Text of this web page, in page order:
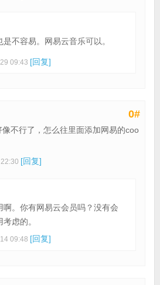
是不容易。网易云音乐可以。
09:43 [回复]
0#
像不行了，怎么往里面添加网易的coo
[回复]
啊。你有网易云会员吗？没有会
虑的。
09:48 [回复]